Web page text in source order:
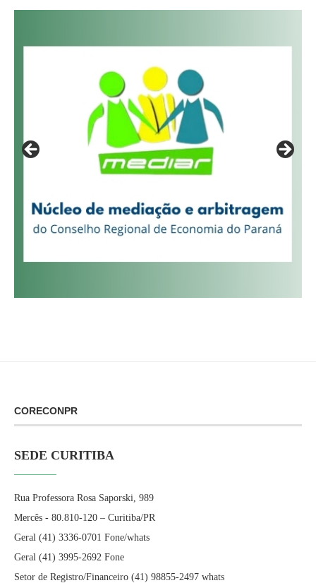
CORECONPR
SEDE CURITIBA
Rua Professora Rosa Saporski, 989
Mercês - 80.810-120 – Curitiba/PR
Geral (41) 3336-0701 Fone/whats
Geral (41) 3995-2692 Fone
Setor de Registro/Financeiro (41) 98855-2497 whats